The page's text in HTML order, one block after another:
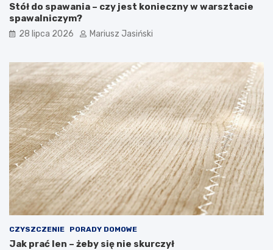
Stół do spawania – czy jest konieczny w warsztacie
spawalniczym?
28 lipca 2026 Mariusz Jasiński
CZYSZCZENIE PORADY DOMOWE
Jak prać len – żeby się nie skurczył